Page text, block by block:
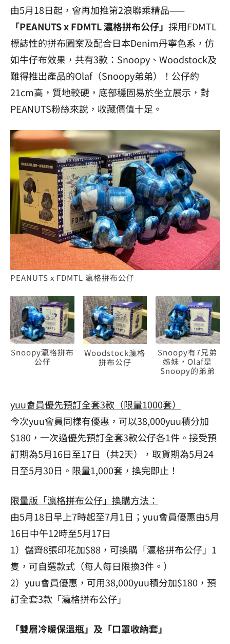
由5月18日起，會再加推第2浪聯乘精品——
「PEANUTS x FDMTL 瀛格拼布公仔」 採用FDMTL
標誌性的拼布圖案及配合日本Denim丹寧色系，仿
如牛仔布效果，共有3款：Snoopy、Woodstock及
難得推出產品的Olaf（Snoopy弟弟）！公仔約
21cm高，質地較硬，底部穩固易於坐立展示，對
PEANUTS粉絲來說，收藏價值十足。
PEANUTS x FDMTL 瀛格拼布公仔
Snoopy瀛格拼布
公仔
Woodstock瀛格
拼布公仔
Snoopy有7兄弟
姊妹，Olaf是
Snoopy的弟弟
yuu會員優先預訂全套3款（限量1000套）
今次yuu會員同樣有優惠，可以38,000yuu積分加
$180，一次過優先預訂全套3款公仔各1件。接受預
訂期為5月16日至17日（共2天），取貨期為5月24
日至5月30日。限量1,000套，換完即止！
限量版「瀛格拼布公仔」換購方法：
由5月18日早上7時起至7月1日；yuu會員優惠由5月
16日中午12時至5月17日
1）儲齊8張印花加$88，可換購「瀛格拼布公仔」1
隻，可自選款式（每人每日限換3件。）
2）yuu會員優惠，可用38,000yuu積分加$180，預
訂全套3款「瀛格拼布公仔」
「雙層冷暖保溫瓶」及「口罩收納套」